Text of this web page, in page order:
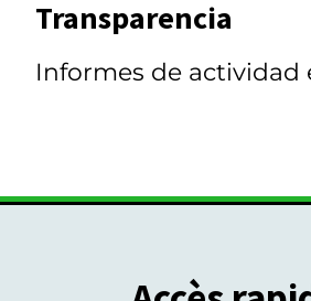
Transparencia
Informes de actividad